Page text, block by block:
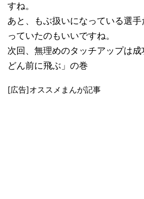
すね。
あと、もぶ扱いになっている選
っていたのもいいですね。
次回、無理めのタッチアップは
どん前に飛ぶ」の巻
[広告]オススメまんが記事